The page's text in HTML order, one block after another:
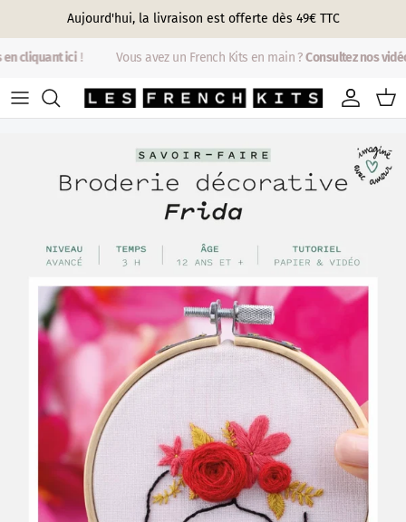
Aller au contenu
Aujourd'hui, la livraison est offerte dès 49€ TTC
cliquant ici! Vous avez un French Kits en main ?Consultez nos
Compte